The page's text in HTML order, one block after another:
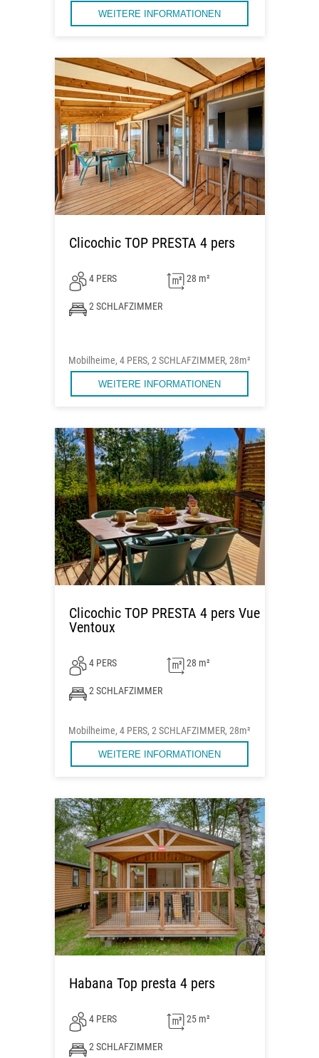
WEITERE INFORMATIONEN
Clicochic TOP PRESTA 4 pers
4 PERS 28 m²
2 SCHLAFZIMMER
Mobilheime, 4 PERS, 2 SCHLAFZIMMER, 28m²
WEITERE INFORMATIONEN
Clicochic TOP PRESTA 4 pers Vue
Ventoux
4 PERS 28 m²
2 SCHLAFZIMMER
Mobilheime, 4 PERS, 2 SCHLAFZIMMER, 28m²
WEITERE INFORMATIONEN
Habana Top presta 4 pers
4 PERS 25 m²
2 SCHLAFZIMMER